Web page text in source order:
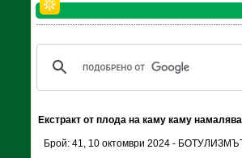
Екстракт от плода на каму каму
Брой: 41, 10 октомври 2024 -